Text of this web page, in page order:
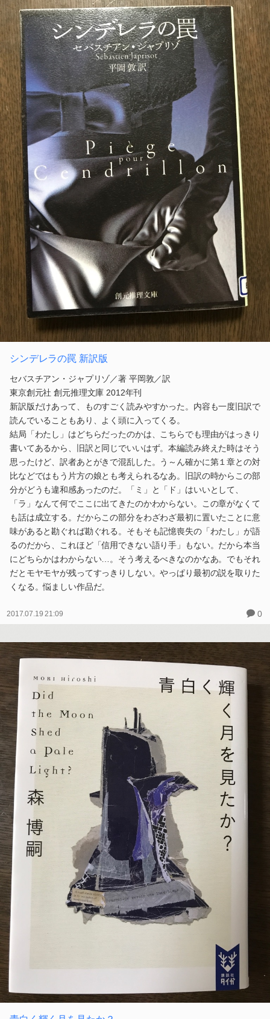
シンデレラの罠 新訳版
セバスチアン・ジャプリゾ／著 平岡敦／訳
東京創元社 創元推理文庫 2012年刊
新訳版だけあって、ものすごく読みやすかった。内容も一度旧訳で
読んでいることもあり、よく頭に入ってくる。
結局「わたし」はどちらだったのかは、こちらでも理由がはっきり
書いてあるから、旧訳と同じでいいはず。本編読み終えた時はそう
思ったけど、訳者あとがきで混乱した。う～ん確かに第１章との対
比などではもう片方の娘とも考えられるなあ。旧訳の時からこの部
分がどうも違和感あったのだ。「ミ」と「ド」はいいとして、
「ラ」なんて何でここに出てきたのかわからない。この章がなくて
も話は成立する。だからこの部分をわざわざ最初に置いたことに意
味があると勘ぐれば勘ぐれる。そもそも記憶喪失の「わたし」が語
るのだから、これほど「信用できない語り手」もない。だから本当
にどちらかはわからない…。そう考えるべきなのかなあ。でもそれ
だとモヤモヤが残ってすっきりしない。やっぱり最初の説を取りた
くなる。悩ましい作品だ。
2017.07.19 21:09 0